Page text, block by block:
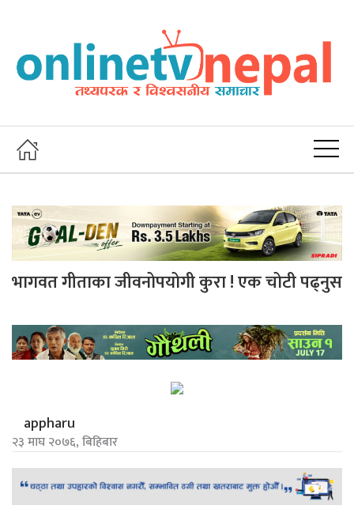
भागवत गीताका जीवनोपयोगी कुरा ! एक चोटी पढ्नुस
appharu
२३ माघ २०७६, बिहिबार